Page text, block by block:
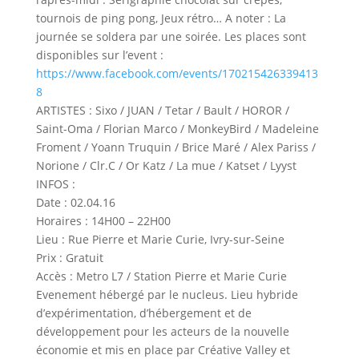
tournois de ping pong, Jeux rétro… A noter : La
journée se soldera par une soirée. Les places sont
disponibles sur l’event :
https://www.facebook.com/events/170215426339413
8
ARTISTES : Sixo / JUAN / Tetar / Bault / HOROR /
Saint-Oma / Florian Marco / MonkeyBird / Madeleine
Froment / Yoann Truquin / Brice Maré / Alex Pariss /
Norione / Clr.C / Or Katz / La mue / Katset / Lyyst
INFOS :
Date : 02.04.16
Horaires : 14H00 – 22H00
Lieu : Rue Pierre et Marie Curie, Ivry-sur-Seine
Prix : Gratuit
Accès : Metro L7 / Station Pierre et Marie Curie
Evenement hébergé par le nucleus. Lieu hybride
d’expérimentation, d’hébergement et de
développement pour les acteurs de la nouvelle
économie et mis en place par Créative Valley et